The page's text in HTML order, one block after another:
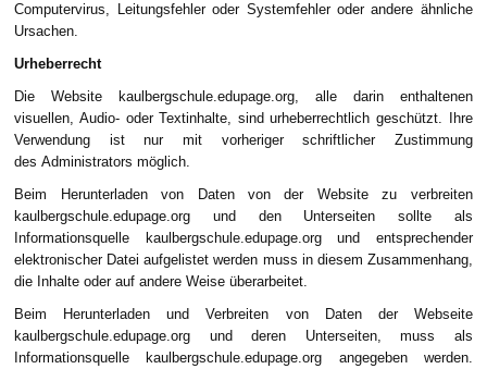
Computervirus, Leitungsfehler oder Systemfehler oder andere ähnliche
Ursachen.
Urheberrecht
Die Website kaulbergschule.edupage.org, alle darin enthaltenen
visuellen, Audio- oder Textinhalte, sind urheberrechtlich geschützt. Ihre
Verwendung ist nur mit vorheriger schriftlicher Zustimmung
des Administrators möglich.
Beim Herunterladen von Daten von der Website zu verbreiten
kaulbergschule.edupage.org und den Unterseiten sollte als
Informationsquelle kaulbergschule.edupage.org und entsprechender
elektronischer Datei aufgelistet werden muss in diesem Zusammenhang,
die Inhalte oder auf andere Weise überarbeitet.
Beim Herunterladen und Verbreiten von Daten der Webseite
kaulbergschule.edupage.org und deren Unterseiten, muss als
Informationsquelle kaulbergschule.edupage.org angegeben werden.